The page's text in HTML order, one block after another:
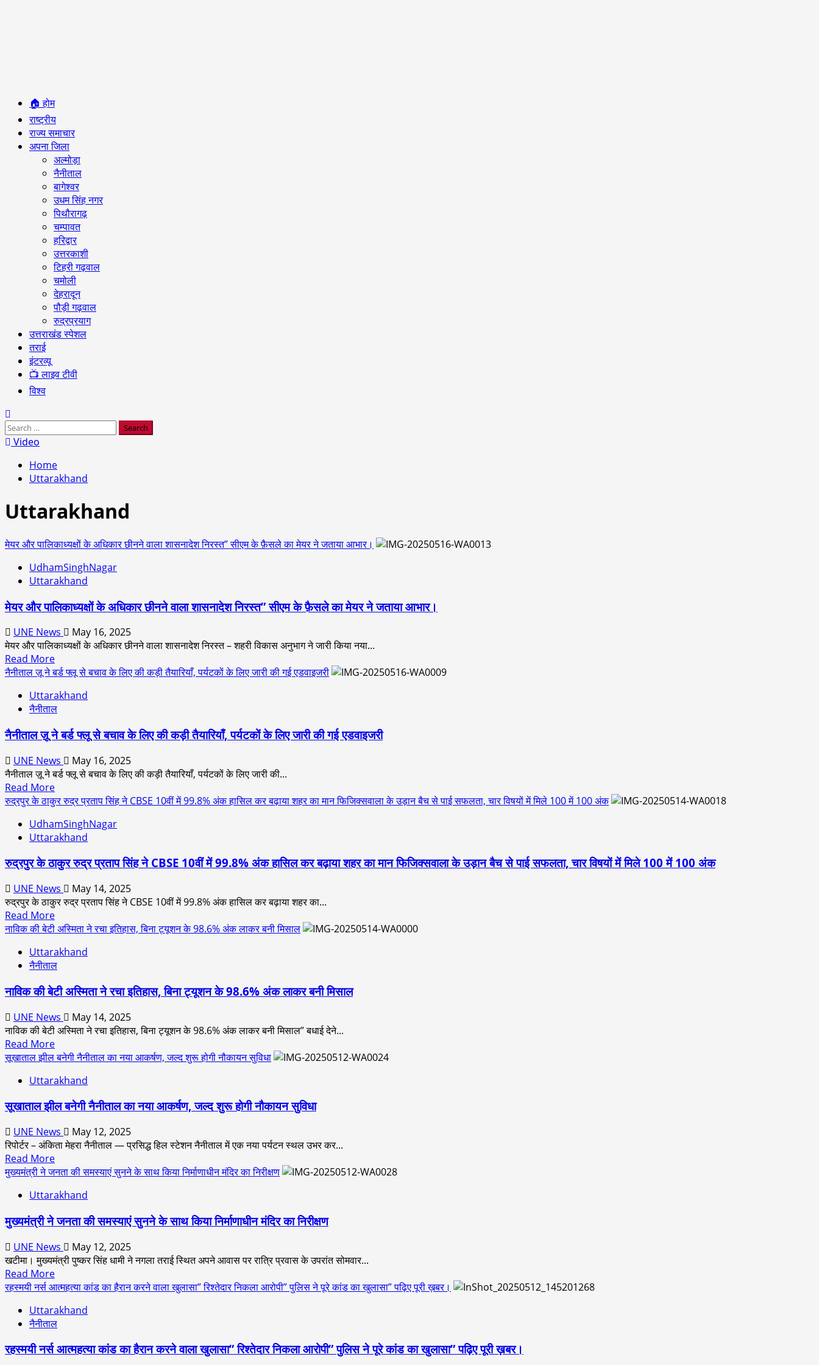
Primary
Menu
🏠 होम
राष्ट्रीय
राज्य समाचार
अपना जिला
अल्मोड़ा
नैनीताल
बागेश्वर
उधम सिंह नगर
पिथौरागढ़
चम्पावत
हरिद्वार
उत्तरकाशी
टिहरी गढ़वाल
चमोली
देहरादून
पौड़ी गढ़वाल
रुद्रप्रयाग
उत्तराखंड स्पेशल
तराई
इंटरव्यू
📺 लाइव टीवी
विश्व
Search
for:Video
Home
Uttarakhand
Uttarakhand
मेयर और पालिकाध्यक्षों के अधिकार छीनने वाला शासनादेश निरस्त” सीएम के फ़ैसले का मेयर ने जताया आभार।
UdhamSinghNagar
Uttarakhand
मेयर और पालिकाध्यक्षों के अधिकार छीनने वाला शासनादेश निरस्त” सीएम के फ़ैसले का मेयर ने जताया आभार।
UNE News
May 16, 2025
मेयर और पालिकाध्यक्षों के अधिकार छीनने वाला शासनादेश निरस्त – शहरी विकास अनुभाग ने जारी किया नया...
Read MoreRead
more
मेयर
और
पालिकाध्यक्षों
के
छीनने
वाला
शासनादेश
निरस्त”
सीएम
के
फ़ैसले
का
मेयर
ने
जताया
आभार।
नैनीताल ज़ू ने बर्ड फ्लू से बचाव के लिए की कड़ी तैयारियाँ, पर्यटकों के लिए जारी की गई एडवाइजरी
Uttarakhand
नैनीताल
नैनीताल ज़ू ने बर्ड फ्लू से बचाव के लिए की कड़ी तैयारियाँ, पर्यटकों के लिए जारी की गई एडवाइजरी
UNE News
May 16, 2025
नैनीताल ज़ू ने बर्ड फ्लू से बचाव के लिए की कड़ी तैयारियाँ, पर्यटकों के लिए जारी की...
Read MoreRead
more
नैनीताल
ज़ू
बर्ड
से
बचाव
के
लिए
की
कड़ी
तैयारियाँ,
पर्यटकों
के
लिए
जारी
की
गई
रुद्रपुर के ठाकुर रुद्र प्रताप सिंह ने CBSE 10वीं में 99.8% अंक हासिल कर बढ़ाया शहर का मान फिजिक्सवाला के उड़ान बैच से पाई सफलता, चार विषयों में मिले 100 में 100 अंक
UdhamSinghNagar
Uttarakhand
रुद्रपुर के ठाकुर रुद्र प्रताप सिंह ने CBSE 10वीं में 99.8% अंक हासिल कर बढ़ाया शहर का मान फिजिक्सवाला के उड़ान बैच से पाई सफलता, चार विषयों में मिले 100 में 100 अंक
UNE News
May 14, 2025
रुद्रपुर के ठाकुर रुद्र प्रताप सिंह ने CBSE 10वीं में 99.8% अंक हासिल कर बढ़ाया शहर का...
Read MoreRead
more
रुद्रपुर
के
रुद्र
सिंह
ने
CBSE
10वीं
में
99.8%
अंक
हासिल
कर
बढ़ाया
शहर
का
फिजिक्सवाला
उड़ान
से
पाई
सफलता,
चार
विषयों
में
मिले
100
में
नाविक की बेटी अस्मिता ने रचा इतिहास, बिना ट्यूशन के 98.6% अंक लाकर बनी मिसाल
Uttarakhand
नैनीताल
नाविक की बेटी अस्मिता ने रचा इतिहास, बिना ट्यूशन के 98.6% अंक लाकर बनी मिसाल
UNE News
May 14, 2025
नाविक की बेटी अस्मिता ने रचा इतिहास, बिना ट्यूशन के 98.6% अंक लाकर बनी मिसाल” बधाई देने...
Read MoreRead
more
नाविक
बेटी
ने
रचा
इतिहास,
बिना
ट्यूशन
के
98.6%
अंक
लाकर
बनी
मिसाल
सूखाताल झील बनेगी नैनीताल का नया आकर्षण, जल्द शुरू होगी नौकायन सुविधा
Uttarakhand
सूखाताल झील बनेगी नैनीताल का नया आकर्षण, जल्द शुरू होगी नौकायन सुविधा
UNE News
May 12, 2025
रिपोर्टर – अंकिता मेहरा नैनीताल — प्रसिद्ध हिल स्टेशन नैनीताल में एक नया पर्यटन स्थल उभर कर...
Read MoreRead
more
सूखाताल
बनेगी
का
नया
आकर्षण,
जल्द
शुरू
होगी
नौकायन
सुविधा
मुख्यमंत्री ने जनता की समस्याएं सुनने के साथ किया निर्माणाधीन मंदिर का निरीक्षण
Uttarakhand
मुख्यमंत्री ने जनता की समस्याएं सुनने के साथ किया निर्माणाधीन मंदिर का निरीक्षण
UNE News
May 12, 2025
खटीमा। मुख्यमंत्री पुष्कर सिंह धामी ने नगला तराई स्थित अपने आवास पर रात्रि प्रवास के उपरांत सोमवार...
Read MoreRead
more
मुख्यमंत्री
ने
की
रहस्मयी नर्स आत्महत्या कांड का हैरान करने वाला खुलासा” रिश्तेदार निकला आरोपी” पुलिस ने पूरे कांड का खुलासा” पढ़िए पूरी ख़बर।
Uttarakhand
नैनीताल
रहस्मयी नर्स आत्महत्या कांड का हैरान करने वाला खुलासा” रिश्तेदार निकला आरोपी” पुलिस ने पूरे कांड का खुलासा” पढ़िए पूरी ख़बर।